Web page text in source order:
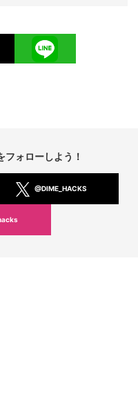
ォローしよう！
@DIME_HACKS